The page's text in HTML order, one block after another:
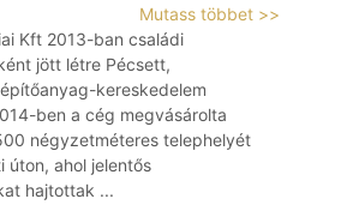
Mutass többet >>
Kft 2013-ban családi
jött létre Pécsett,
kereskedelem
ben a cég megvásárolta
négyzetméteres telephelyét
úton, ahol jelentős
hajtottak ...